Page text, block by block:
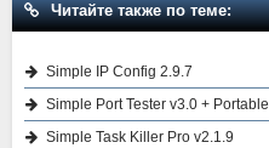
Читайте также по теме:
Simple IP Config 2.9.7
Simple Port Tester v3.0 + Portable
Simple Task Killer Pro v2.1.9